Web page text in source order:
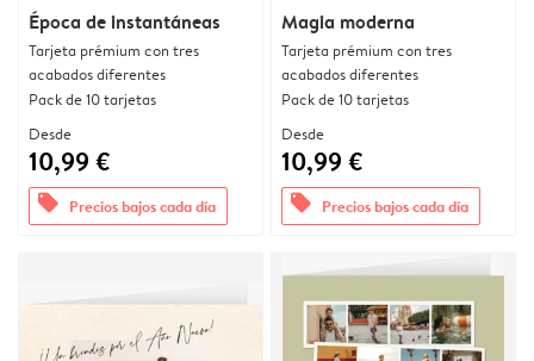
Época de instantáneas
Tarjeta prémium con tres
acabados diferentes
Pack de 10 tarjetas
Desde
10,99 €
offers Precios bajos cada día
Magia moderna
Tarjeta prémium con tres
acabados diferentes
Pack de 10 tarjetas
Desde
10,99 €
offers Precios bajos cada día